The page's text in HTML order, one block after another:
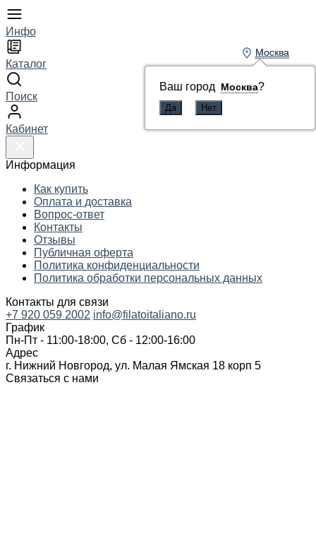
Инфо
Каталог
Поиск
Кабинет
Информация
Как купить
Оплата и доставка
Вопрос-ответ
Контакты
Отзывы
Публичная оферта
Политика конфиденциальности
Политика обработки персональных данных
Контакты для связи
Москва
Ваш город Москва?
+7 920 059 2002 info@filatoitaliano.ru
График
Пн-Пт - 11:00-18:00, Сб - 12:00-16:00
Адрес
г. Нижний Новгород, ул. Малая Ямская 18 корп 5
Связаться с нами
Москва
Ваш город Москва?